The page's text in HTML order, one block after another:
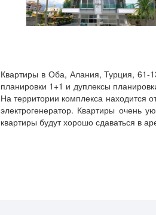
Квартиры в Оба, Алания, Турция, 61-
планировки 1+1 и дуплексы
На территории комплекса находится
электрогенератор. Квартиры очень
квартиры будут хорошо сдаваться в